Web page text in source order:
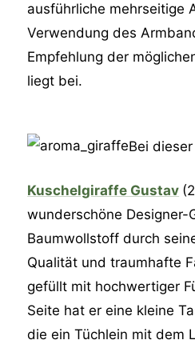
ausführliche mehrseitige
Verwendung des
Empfehlung der
liegt bei.
Bei
Kuschelgiraffe Gustav
wunderschöne Designer-
Baumwollstoff durch
Qualität und traumhafte
gefüllt mit hochwertiger
Seite hat er eine kleine
die ein Tüchlein mit dem